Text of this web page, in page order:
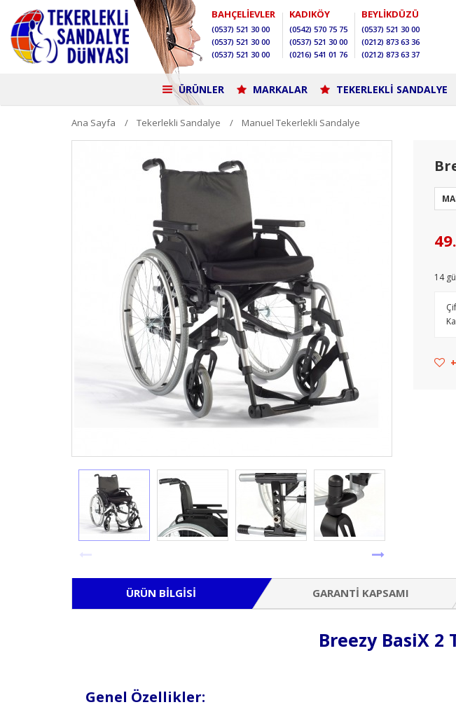
BAHÇELİEVLER
(0537) 521 30 00
(0537) 521 30 00
(0537) 521 30 00
KADIKÖY
(0542) 570 75 75
(0537) 521 30 00
(0216) 541 01 76
BEYLİKDÜZÜ
(0537) 521 30 00
(0212) 873 63 36
(0212) 873 63 37
ÜRÜNLER MARKALAR TEKERLEKLİ SANDALYE
Ana Sayfa Tekerlekli Sandalye Manuel Tekerlekli Sandalye
14
ÜRÜN BILGISI GARANTI KAPSAMI
Breezy BasiX
Genel Özellikler: